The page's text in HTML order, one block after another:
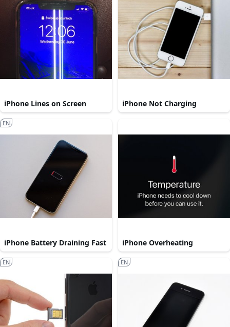
iPhone Lines on Screen iPhone Not Charging
iPhone Battery Draining Fast
EN
iPhone Overheating
EN EN